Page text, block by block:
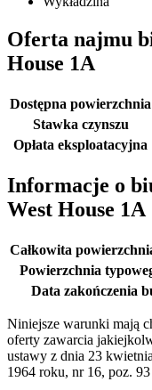
Oferta najmu
House 1A
Dostępna powierzchnia
Stawka czynszu
Opłata eksploatacyjna
Informacje o
West House 1A
Całkowita
Powierzchnia
Data zakończenia
Niniejsze warunki mają
oferty zawarcia
ustawy z dnia 23
1964 roku, nr 16, poz.